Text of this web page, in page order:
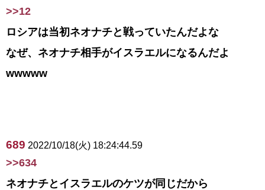
>>12
ロシアは当初ネオナチと戦っていたんだよな
なぜ、ネオナチ相手がイスラエルになるんだよ
wwwww
689 2022/10/18(火) 18:24:44.59
>>634
ネオナチとイスラエルのケツが同じだから